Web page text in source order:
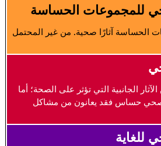
للمجموعات الحساسة
الحساسة آثارًا صحية. من غير المحتمل
الجانبية التي تؤثر على الصحة؛ أما
صحي حساس فقد يعانون من مشاكل
للغاية